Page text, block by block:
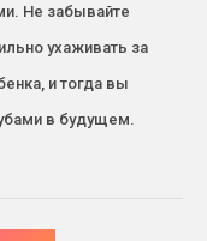
Не забывайте
ухаживать за
и тогда вы
в будущем.